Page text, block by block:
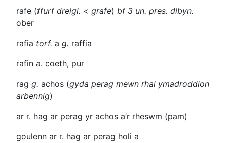
rafe (ffurf dreigl. < grafe) bf 3 un. pres. dibyn.
ober
rafia torf. a g. raffia
rafin a. coeth, pur
rag g. achos (gyda perag mewn rhai ymadroddion
arbennig)
ar r. hag ar perag yr achos a’r rheswm (pam)
goulenn ar r. hag ar perag holi a